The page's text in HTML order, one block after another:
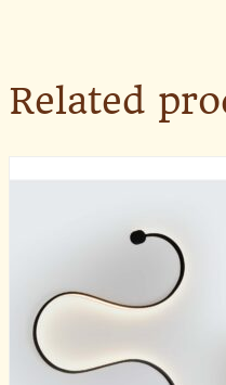
Related